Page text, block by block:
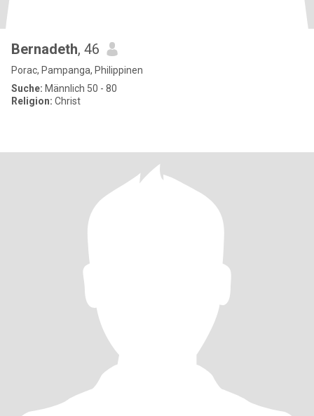
Bernadeth, 46
Porac, Pampanga, Philippinen
Suche: Männlich 50 - 80
Religion: Christ